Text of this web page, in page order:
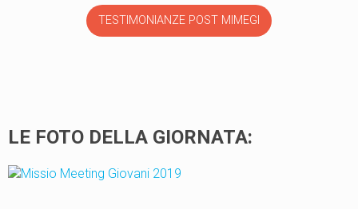
TESTIMONIANZE POST MIMEGI
LE FOTO DELLA GIORNATA: